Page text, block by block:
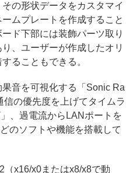
の形状データをカスタマイ
ムプレートを作成すること
ド下部には装飾パーツ取り
、ユーザーが作成したオリ
ることもできる。
音を可視化する「Sonic Ra
の優先度を上げてタイムラ
、過電流からLANポートを
のソフトや機能を搭載して
x16/x0またはx8/x8で動